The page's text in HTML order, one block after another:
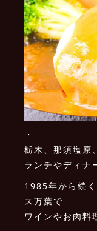
・
栃木、那須塩原
ランチやディナ
1985年から続
ス万葉で
ワインやお肉料